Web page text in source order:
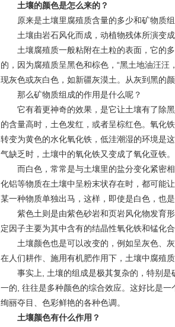
土壤的颜色是怎么来的？
原来是土壤里腐殖质含量的多少和矿物质组
土壤由岩石风化而成，动植物残体所演变
土壤腐殖质一般粘附在土粒的表面，它的
的，因为腐殖质呈黑色和棕色，“黑土地油汪
现灰色或灰白色，如新疆灰漠土。从灰到黑的
那么矿物质组成的作用是什么呢？
它有着更神奇的效果，是它让土壤有了除
的含量高时，土色发红，或者呈棕红色。氧化
转变为黄色的水化氧化铁，低洼潮湿的环境是
气缺乏时，土壤中的氧化铁又变成了氧化亚铁
而白色，常常是与土壤里的盐分变化紧密
化铝等物质在土壤中呈粉末状存在时，都可能
某一种物质单独出马，这样，即使是白色，也是
紫色土则是由紫色砂岩和页岩风化物发育
定因子主要为其中含有的结晶性氧化铁和锰化合
土壤颜色也是可以改变的，例如呈灰色、
在人们耕作、施用有机肥作用下，土壤中腐殖
事实上, 土壤的组成是极其复杂的，特别
一的, 往往是多种颜色的综合效应。这好比是
绚丽夺目、色彩鲜艳的各种色调。
土壤颜色有什么作用？